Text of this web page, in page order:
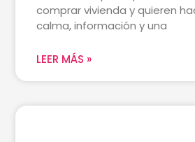
comprar vivienda y quieren
calma, información y una
LEER MÁS »